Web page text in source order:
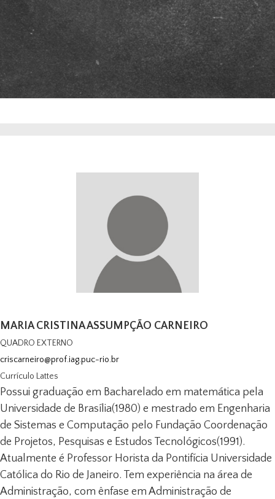
MARIA CRISTINA ASSUMPÇÃO CARNEIRO
QUADRO EXTERNO
criscarneiro@prof.iag.puc-rio.br
Currículo Lattes
Possui graduação em Bacharelado em matemática pela
Universidade de Brasília(1980) e mestrado em Engenharia
de Sistemas e Computação pelo Fundação Coordenação
de Projetos, Pesquisas e Estudos Tecnológicos(1991).
Atualmente é Professor Horista da Pontifícia Universidade
Católica do Rio de Janeiro. Tem experiência na área de
Administração, com ênfase em Administração de